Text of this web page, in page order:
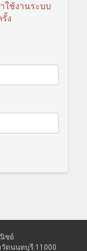
ใช้งานระบบ
ง
ชย์
วัดนนทบุรี 11000